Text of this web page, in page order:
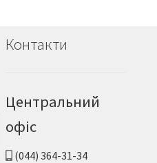
Контакти
Центральний
офіс
(044) 364-31-34